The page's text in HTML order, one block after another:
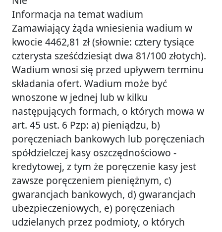
Informacja na temat wadium
Zamawiający żąda wniesienia wadium w
kwocie 4462,81 zł (słownie: cztery tysiące
czterysta sześćdziesiąt dwa 81/100 złotych).
Wadium wnosi się przed upływem terminu
składania ofert. Wadium może być
wnoszone w jednej lub w kilku
następujących formach, o których mowa w
art. 45 ust. 6 Pzp: a) pieniądzu, b)
poręczeniach bankowych lub poręczeniach
spółdzielczej kasy oszczędnościowo -
kredytowej, z tym że poręczenie kasy jest
zawsze poręczeniem pieniężnym, c)
gwarancjach bankowych, d) gwarancjach
ubezpieczeniowych, e) poręczeniach
udzielanych przez podmioty, o których